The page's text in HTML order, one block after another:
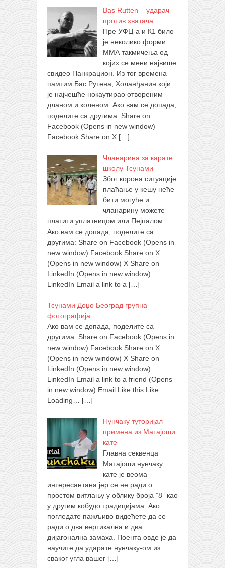
Bas Rutten – ударач
против хватача
Пре УФЦ-а и К1 било
је неколико форми
ММА такмичења од
којих се мени највише
свидео Панкрацион. Из тог времена
памтим Бас Рутена, Холанђанин који
је најчешће нокаутирао отвореним
дланом и коленом. Ако вам се допада,
поделите са другима: Share on
Facebook (Opens in new window)
Facebook Share on X […]
Чланарина за карате
школу Тсунами
Због корона ситуације
плаћање у кешу неће
бити могуће и
чланарину можете
платити уплатницом или Пејпалом.
Ако вам се допада, поделите са
другима: Share on Facebook (Opens in
new window) Facebook Share on X
(Opens in new window) X Share on
LinkedIn (Opens in new window)
LinkedIn Email a link to a […]
Тсунами Доџо Београд групна
фотографија
Ако вам се допада, поделите са
другима: Share on Facebook (Opens in
new window) Facebook Share on X
(Opens in new window) X Share on
LinkedIn (Opens in new window)
LinkedIn Email a link to a friend (Opens
in new window) Email Like this:Like
Loading…
[…]
Нунчаку туторијал –
примена из Матајоши
кате
Главна секвенца
Матајоши нунчаку
кате је веома
интересантана јер се не ради о
простом витлању у облику броја ”8” као
у другим кобудо традицијама. Ако
погледате пажљиво видећете да се
ради о два вертикална и два
дијагонална замаха. Поента овде је да
научите да ударате нунчаку-ом из
сваког угла вашег […]